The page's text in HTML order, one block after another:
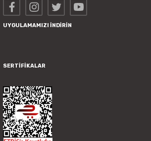
UYGULAMAMIZI İNDİRİN
SERTİFİKALAR